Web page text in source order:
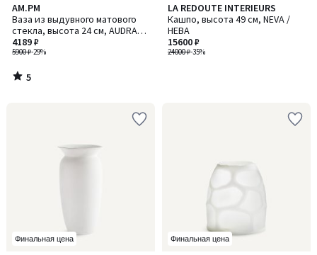
AM.PM
Ваза из выдувного матового
стекла, высота 24 см, AUDRAN /
ОДРАН
5900 ₽-29%
4189 ₽
5
/
5
5
/
LA REDOUTE INTERIEURS
Кашпо, высота 49 см, NEVA /
НЕВА
24000 ₽-35%
15600 ₽
Финальная цена Финальная цена